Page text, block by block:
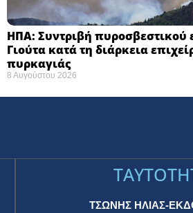
ΗΠΑ: Συντριβή πυροσβεστικού
Γιούτα κατά τη διάρκεια
πυρκαγιάς ​
8 Αυγούστου 2026
ΤΣΩΝΗΣ ΗΛΙΑΣ-